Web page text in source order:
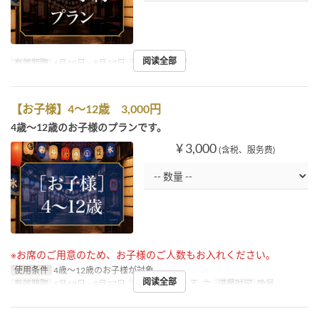
有效期限 6月18日 ~ 9月27日 进餐时间 晚餐
阅读全部
【お子様】4～12歳 3,000円
4歳～12歳のお子様のプランです。
¥ 3,000 (含税、服务费)
※お席のご用意のため、お子様のご人数もお入れください。
使用条件 4歳～12歳のお子様が対象
有效期限
6月18日 ~ 9月27日 星期 二, 三, 四, 五, 六 进餐时间 晚餐
阅读全部